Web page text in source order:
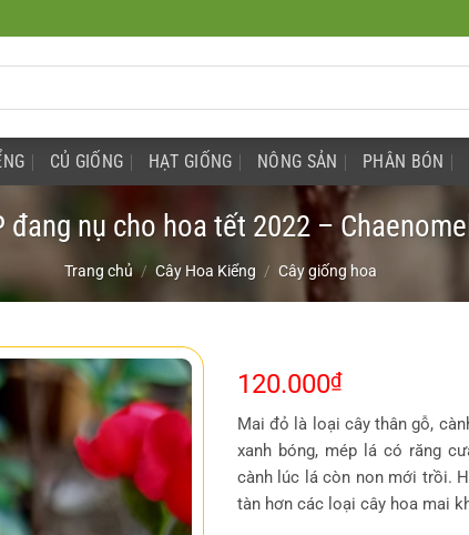
CỦ GIỐNG HẠT GIỐNG NÔNG SẢN PHÂN BÓN
đang nụ cho hoa tết 2022 –
Trang chủ / Cây Hoa Kiểng / Cây giống hoa
120.000₫
Mai đỏ là loại cây thân gỗ,
xanh bóng, mép lá có răng
cành lúc lá còn non mới trồi.
tàn hơn các loại cây hoa mai